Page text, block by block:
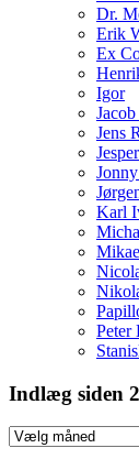
Dr.
Erik
Ex
Igor
Jens
Karl
Peter
Indlæg siden
Indlæg